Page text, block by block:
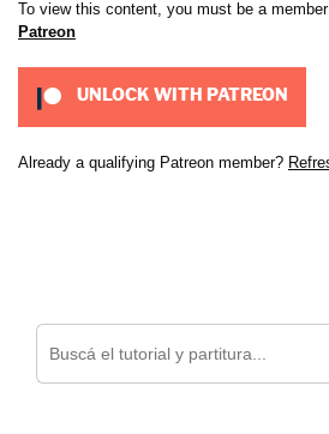
To view this content, you must be a
Patreon
UNLOCK WITH PATREON
Already a qualifying Patreon member?
Search
for: